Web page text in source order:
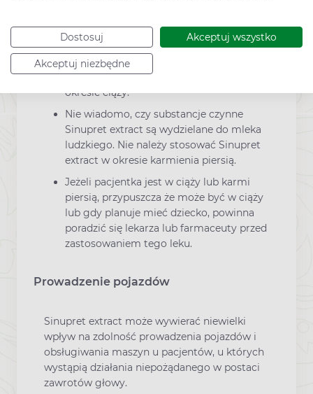
Dostosuj Akceptuj wszystko
Akceptuj niezbędne
Ze względów bezpieczeństwa należy
unikać podawania Sinupret extract w
okresie ciąży.
Nie wiadomo, czy substancje czynne
Sinupret extract są wydzielane do mleka
ludzkiego. Nie należy stosować Sinupret
extract w okresie karmienia piersią.
Jeżeli pacjentka jest w ciąży lub karmi
piersią, przypuszcza że może być w ciąży
lub gdy planuje mieć dziecko, powinna
poradzić się lekarza lub farmaceuty przed
zastosowaniem tego leku.
Prowadzenie pojazdów
Sinupret extract może wywierać niewielki
wpływ na zdolność prowadzenia pojazdów i
obsługiwania maszyn u pacjentów, u których
wystąpią działania niepożądanego w postaci
zawrotów głowy.